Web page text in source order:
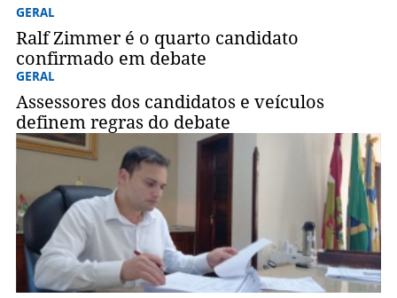
GERAL
Ralf Zimmer é o quarto candidato
confirmado em debate
GERAL
Assessores dos candidatos e veículos
definem regras do debate